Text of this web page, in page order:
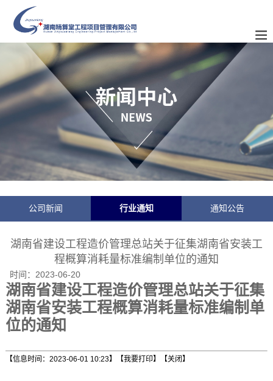
公司新闻 行业通知 通知公告
湖南省建设工程造价管理总站关于征集湖南省安装工
程概算消耗量标准编制单位的通知
时间： 2023-06-20
湖南省建设工程造价管理总站关于征集
湖南省安装工程概算消耗量标准编制单
位的通知
【信息时间：2023-06-01 10:23】 【我要打印】 【关闭】